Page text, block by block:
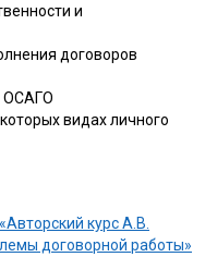
и
договоров
ОСАГО
видах личного